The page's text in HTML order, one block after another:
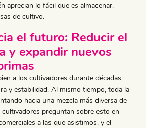
aprecian lo fácil que es almacenar,
de cultivo.
el futuro: Reducir el
y expandir nuevos
a los cultivadores durante décadas
y estabilidad. Al mismo tiempo, toda la
hacia una mezcla más diversa de
preguntan sobre esto en
a las que asistimos, y el